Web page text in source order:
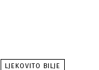
LJEKOVITO BILJE